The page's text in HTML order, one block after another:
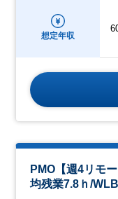
想定年収
PMO【週4リモ
均残業7.8ｈ/